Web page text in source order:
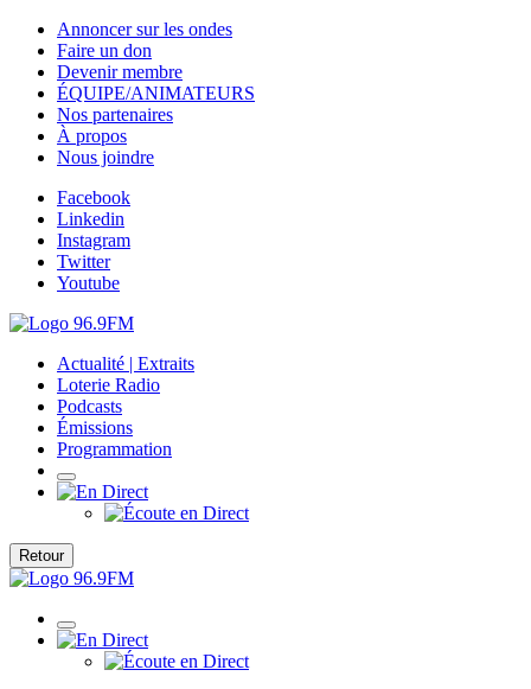
Annoncer sur les ondes
Faire un don
Devenir membre
ÉQUIPE/ANIMATEURS
Nos partenaires
À propos
Nous joindre
Facebook
Linkedin
Instagram
Twitter
Youtube
Actualité | Extraits
Loterie Radio
Podcasts
Émissions
Programmation
Retour